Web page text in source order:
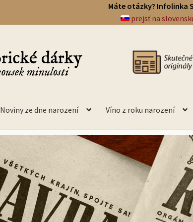
Máte otázky? Infolinka
prejsť na
Noviny ze dne narození Víno z roku narození